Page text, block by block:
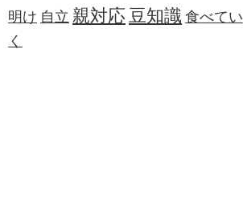
明け 自立親対応豆知識食べてい
く